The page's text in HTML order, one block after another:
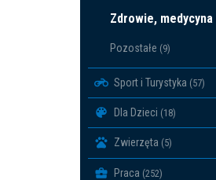
Zdrowie, medycyna
Pozostałe (9)
Sport i Turystyka (57)
Dla Dzieci (18)
Zwierzęta (5)
Praca (252)